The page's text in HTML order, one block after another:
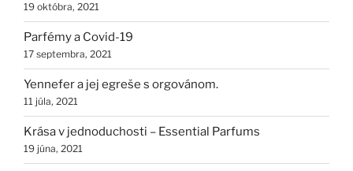
19 októbra, 2021
Parfémy a Covid-19
17 septembra, 2021
Yennefer a jej egreše s orgovánom.
11 júla, 2021
Krása v jednoduchosti – Essential Parfums
19 júna, 2021